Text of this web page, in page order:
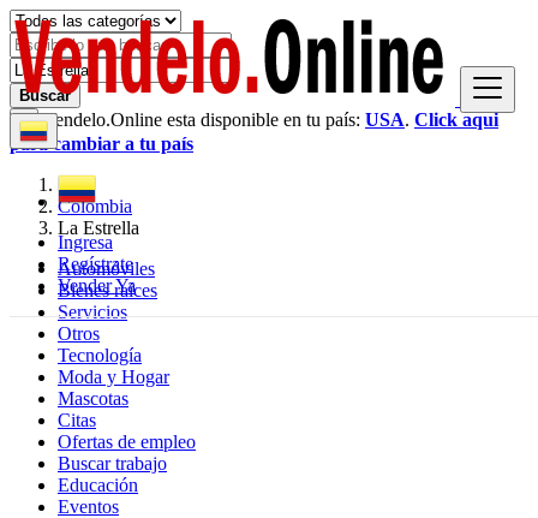
Ingresa
Regístrate
Vender Ya
Buscar
× Vendelo.Online esta disponible en tu país: USA. Click aqui
para cambiar a tu país
Colombia
La Estrella
Automóviles
Bienes raíces
Servicios
Otros
Tecnología
Moda y Hogar
Mascotas
Citas
Ofertas de empleo
Buscar trabajo
Educación
Eventos